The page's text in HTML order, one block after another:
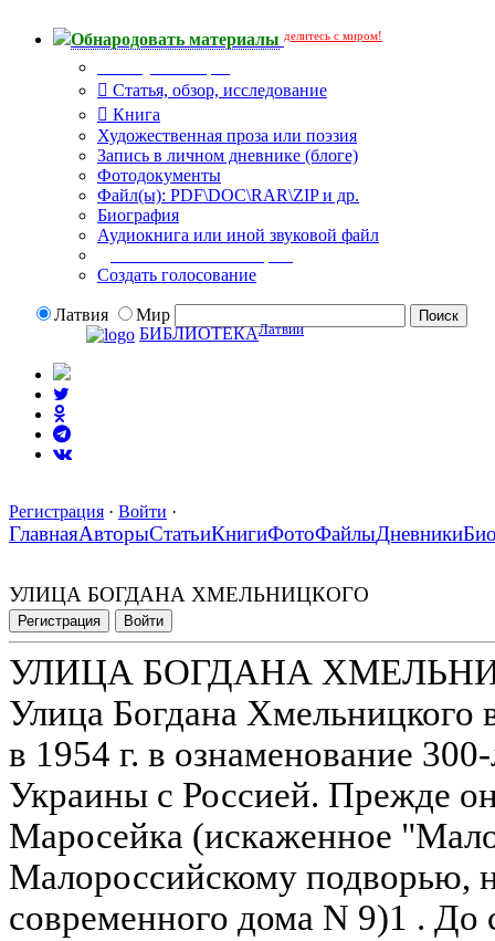
Обнародовать материалы делитесь с миром!
Статья, обзор, исследование
Книга
Художественная проза или поэзия
Запись в личном дневнике (блоге)
Фотодокументы
Файл(ы): PDF\DOC\RAR\ZIP и др.
Биография
Аудиокнига или иной звуковой файл
Создать голосование
Латвия
Мир
БИБЛИОТЕКАЛатвии
Регистрация · Войти ·
ГлавнаяАвторыСтатьиКнигиФотоФайлыДневники
УЛИЦА БОГДАНА ХМЕЛЬНИЦКОГО
Регистрация Войти
УЛИЦА БОГДАНА
Улица Богдана Хмельницкого
в 1954 г. в ознаменование
Украины с Россией. Прежде
Маросейка (искаженное
Малороссийскому подворью,
современного дома N 9)1 . До